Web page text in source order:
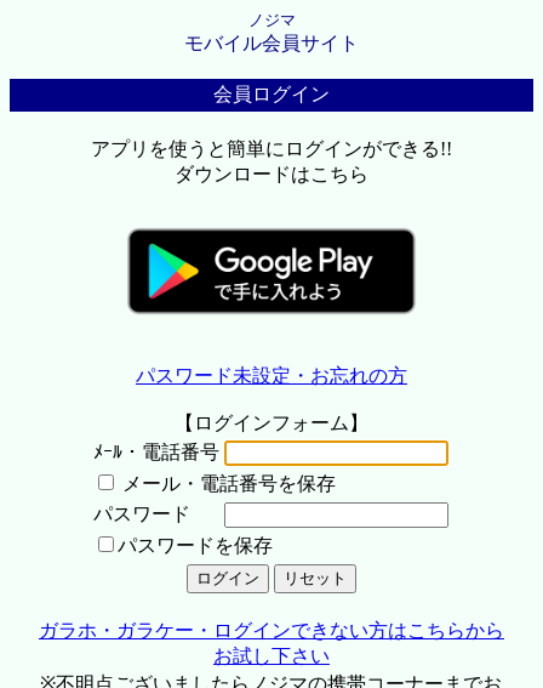
ノジマ
モバイル会員サイト
会員ログイン
アプリを使うと簡単にログインができる!!
ダウンロードはこちら
パスワード未設定・お忘れの方
【ログインフォーム】
ﾒｰﾙ・電話番号
メール・電話番号を保存
パスワード
パスワードを保存
ガラホ・ガラケー・ログインできない方はこちらから
お試し下さい